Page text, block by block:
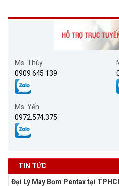
Ms. Thùy
0909 645 139
Ms. Yến
0972.574.375
TIN TỨC
Đại Lý Máy Bơm Pentax tại